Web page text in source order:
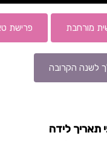
מורחבת פרישת
לשנה הקרובה
תאריך לידה